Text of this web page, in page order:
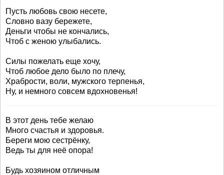
Пусть любовь свою несете,
Словно вазу бережете,
Деньги чтобы не кончались,
Чтоб с женою улыбались.
Силы пожелать еще хочу,
Чтоб любое дело было по плечу,
Храбрости, воли, мужского терпенья,
Ну, и немного совсем вдохновенья!
В этот день тебе желаю
Много счастья и здоровья.
Береги мою сестрёнку,
Ведь ты для неё опора!
Будь хозяином отличным